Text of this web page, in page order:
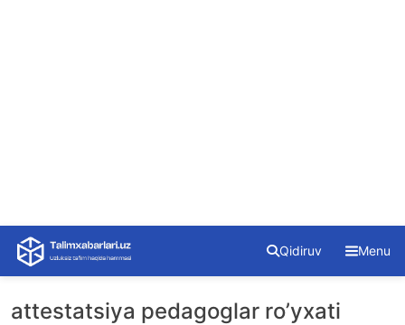
Skip
content
Qidiruv Menu
attestatsiya pedagoglar ro’yxati